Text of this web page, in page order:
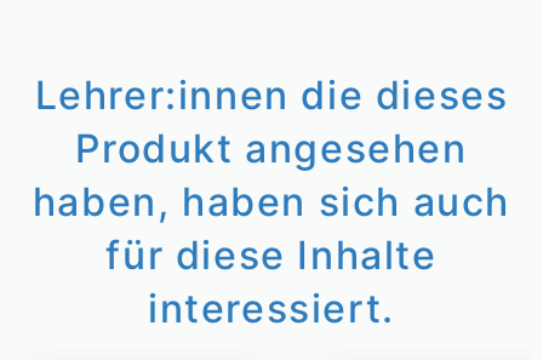
Lehrer:innen die dieses
Produkt angesehen
haben, haben sich auch
für diese Inhalte
interessiert.